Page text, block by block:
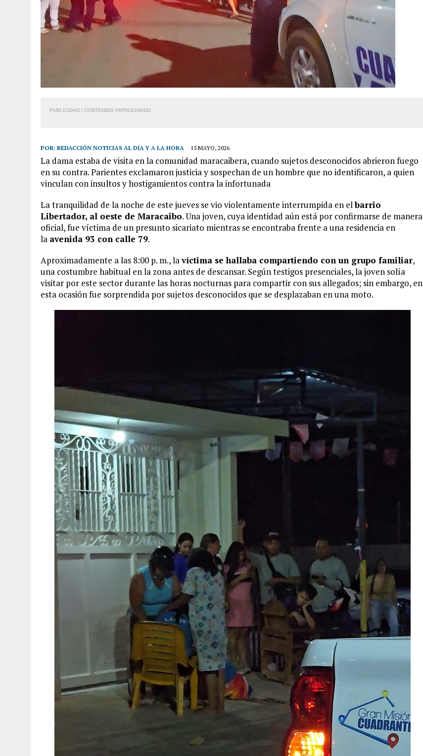
PUBLICIDAD / CONTENIDO PATROCINADO
POR: REDACCIÓN NOTICIAS AL DIA Y A LA HORA 15 MAYO, 2026
La dama estaba de visita en la comunidad maracaibera, cuando sujetos desconocidos abrieron fuego
en su contra. Parientes exclamaron justicia y sospechan de un hombre que no identificaron, a quien
vinculan con insultos y hostigamientos contra la infortunada
La tranquilidad de la noche de este jueves se vio violentamente interrumpida en elbarrio
Libertador, al oeste de Maracaibo. Una joven, cuya identidad aún está por confirmarse de manera
oficial, fue víctima de un presunto sicariato mientras se encontraba frente a una residencia en
la avenida 93 con calle 79.
Aproximadamente a las 8:00 p. m., lavíctima se hallaba compartiendo con un grupo familiar,
una costumbre habitual en la zona antes de descansar. Según testigos presenciales, la joven solía
visitar por este sector durante las horas nocturnas para compartir con sus allegados; sin embargo, en
esta ocasión fue sorprendida por sujetos desconocidos que se desplazaban en una moto.